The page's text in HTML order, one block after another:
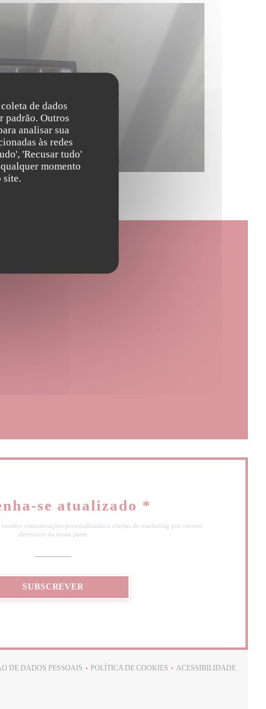
de dados
padrão. Outros
analisar sua
às redes
'Recusar tudo'
momento
site.
se atualizado *
receber comunicações personalizadas e ofertas de marketing por correio
eletrónico da nossa parte.
SUBSCREVER
DE DADOS PESSOAIS POLÍTICA DE COOKIES ACESSIBILIDADE